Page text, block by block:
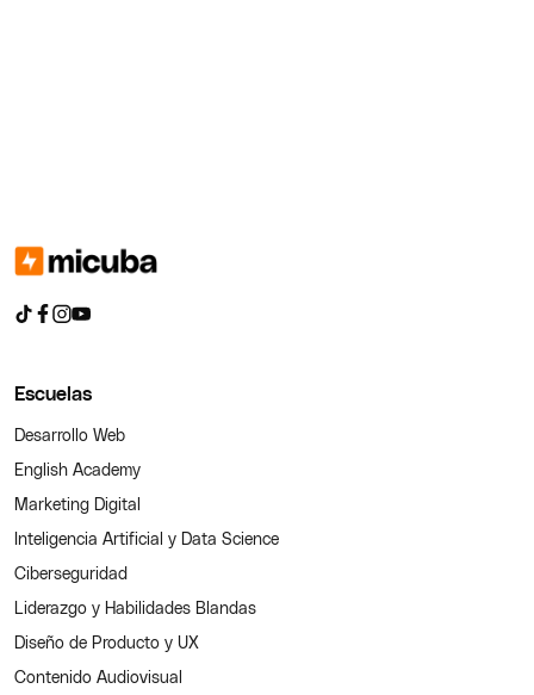
Escuelas
Desarrollo Web
English Academy
Marketing Digital
Inteligencia Artificial y Data Science
Ciberseguridad
Liderazgo y Habilidades Blandas
Diseño de Producto y UX
Contenido Audiovisual